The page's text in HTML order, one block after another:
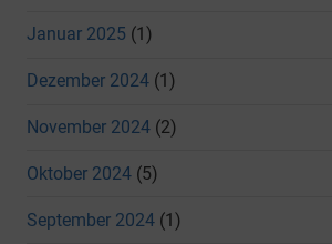
Januar 2025 (1)
Dezember 2024 (1)
November 2024 (2)
Oktober 2024 (5)
September 2024 (1)